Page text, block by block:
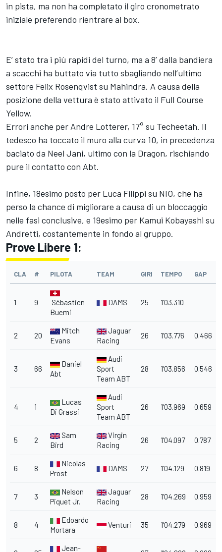
in pista, ma non ha completato il giro cronometrato
iniziale preferendo rientrare al box.
E’ stato tra i più rapidi del turno, ma a 8’ dalla bandiera
a scacchi ha buttato via tutto sbagliando nell’ultimo
settore Felix Rosenqvist su Mahindra. A causa della
posizione della vettura è stato attivato il Full Course
Yellow.
Errori anche per Andre Lotterer, 17° su Techeetah. Il
tedesco ha toccato il muro alla curva 10, in precedenza
baciato da Neel Jani, ultimo con la Dragon, rischiando
pure il contatto con Abt.
Infine, 18esimo posto per Luca Filippi su NIO, che ha
perso la chance di migliorare a causa di un bloccaggio
nelle fasi conclusive, e 19esimo per Kamui Kobayashi su
Andretti, costantemente in fondo al gruppo.
Prove Libere 1:
CLA # PILOTA TEAM GIRI TEMPO GAP
1 9
Sébastien
Buemi
DAMS 25 1'03.310
2 20
Mitch
Evans
Jaguar
Racing
26 1'03.776 0.466
3 66
Daniel
Abt
Audi
Sport
Team ABT
28 1'03.856 0.546
4 1
Lucas
Di Grassi
Audi
Sport
Team ABT
26 1'03.969 0.659
5 2
Sam
Bird
Virgin
Racing
26 1'04.097 0.787
6 8
Nicolas
Prost
DAMS 27 1'04.129 0.819
7 3
Nelson
Piquet Jr.
Jaguar
Racing
28 1'04.269 0.959
8 4
Edoardo
Mortara
Venturi 35 1'04.279 0.969
Jean-